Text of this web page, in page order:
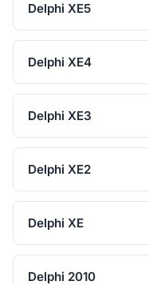
Delphi XE5
Delphi XE4
Delphi XE3
Delphi XE2
Delphi XE
Delphi 2010